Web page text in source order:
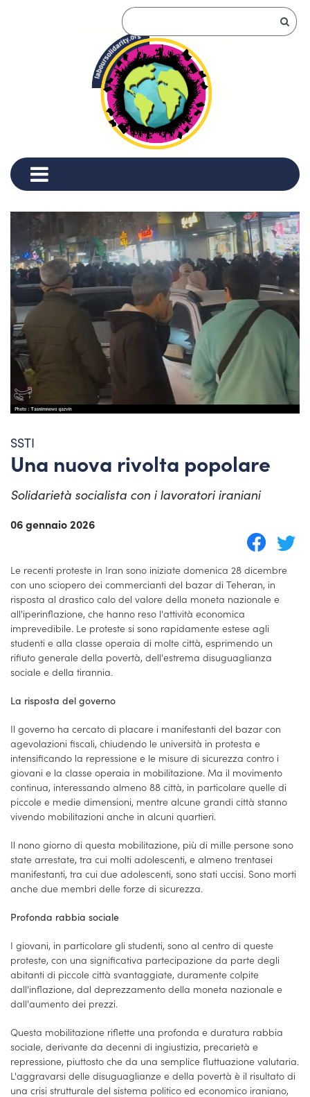
SSTI
Una nuova rivolta popolare
Solidarietà socialista con i lavoratori iraniani
06 gennaio 2026
Le recenti proteste in Iran sono iniziate domenica 28 dicembre
con uno sciopero dei commercianti del bazar di Teheran, in
risposta al drastico calo del valore della moneta nazionale e
all'iperinflazione, che hanno reso l'attività economica
imprevedibile. Le proteste si sono rapidamente estese agli
studenti e alla classe operaia di molte città, esprimendo un
rifiuto generale della povertà, dell'estrema disuguaglianza
sociale e della tirannia.
La risposta del governo
Il governo ha cercato di placare i manifestanti del bazar con
agevolazioni fiscali, chiudendo le università in protesta e
intensificando la repressione e le misure di sicurezza contro i
giovani e la classe operaia in mobilitazione. Ma il movimento
continua, interessando almeno 88 città, in particolare quelle di
piccole e medie dimensioni, mentre alcune grandi città stanno
vivendo mobilitazioni anche in alcuni quartieri.
Il nono giorno di questa mobilitazione, più di mille persone sono
state arrestate, tra cui molti adolescenti, e almeno trentasei
manifestanti, tra cui due adolescenti, sono stati uccisi. Sono morti
anche due membri delle forze di sicurezza.
Profonda rabbia sociale
I giovani, in particolare gli studenti, sono al centro di queste
proteste, con una significativa partecipazione da parte degli
abitanti di piccole città svantaggiate, duramente colpite
dall'inflazione, dal deprezzamento della moneta nazionale e
dall'aumento dei prezzi.
Questa mobilitazione riflette una profonda e duratura rabbia
sociale, derivante da decenni di ingiustizia, precarietà e
repressione, piuttosto che da una semplice fluttuazione valutaria.
L'aggravarsi delle disuguaglianze e della povertà è il risultato di
una crisi strutturale del sistema politico ed economico iraniano,